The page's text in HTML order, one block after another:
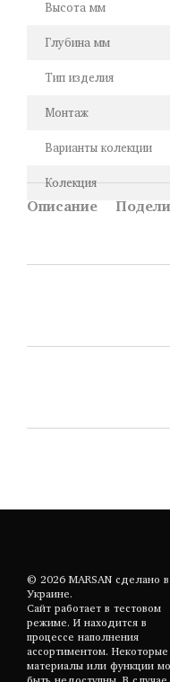
Высота мм
Глубина мм
Тип изделия
Монтаж
Варианты колекции
Колекция
Описание
© 2026 MARSAN сделано в
Украине.
Сайт работает в тестовом
режиме. И находится в
процессе наполнения
ассортиментом. Некоторые
материалы или функции